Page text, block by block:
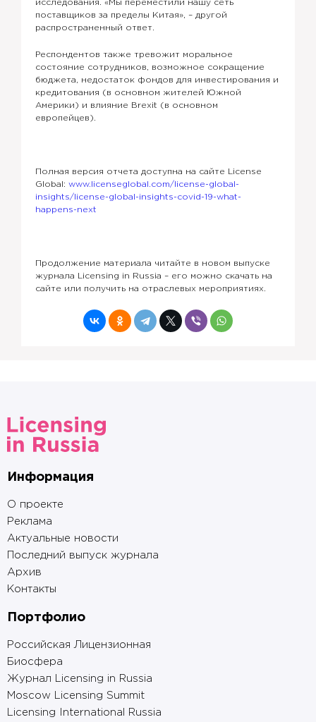
исследования. «Мы переместили нашу сеть
поставщиков за пределы Китая», – другой
распространенный ответ.
Респондентов также тревожит моральное
состояние сотрудников, возможное сокращение
бюджета, недостаток фондов для инвестирования и
кредитования (в основном жителей Южной
Америки) и влияние Brexit (в основном
европейцев).
Полная версия отчета доступна на сайте License
Global: www.licenseglobal.com/license-global-
insights/license-global-insights-covid-19-what-
happens-next
Продолжение материала читайте в новом выпуске
журнала Licensing in Russia – его можно скачать на
сайте или получить на отраслевых мероприятиях.
Информация
О проекте
Реклама
Актуальные новости
Последний выпуск журнала
Архив
Контакты
Портфолио
Российская Лицензионная
Биосфера
Журнал Licensing in Russia
Moscow Licensing Summit
Licensing International Russia